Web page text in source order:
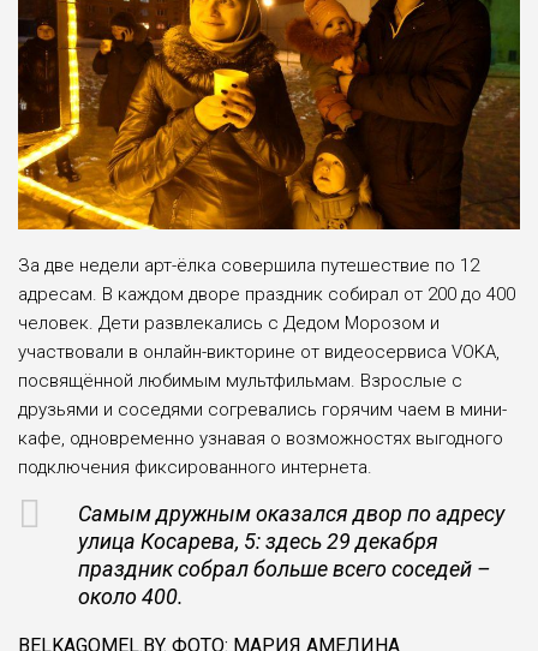
За две недели арт-ёлка совершила путешествие по 12
адресам. В каждом дворе праздник собирал от 200 до 400
человек. Дети развлекались с Дедом Морозом и
участвовали в онлайн-викторине от видеосервиса VOKA,
посвящённой любимым мультфильмам. Взрослые с
друзьями и соседями согревались горячим чаем в мини-
кафе, одновременно узнавая о возможностях выгодного
подключения фиксированного интернета.
Самым дружным оказался двор по адресу
улица Косарева, 5: здесь 29 декабря
праздник собрал больше всего соседей –
около 400.
BELKAGOMEL.BY. ФОТО: МАРИЯ АМЕЛИНА